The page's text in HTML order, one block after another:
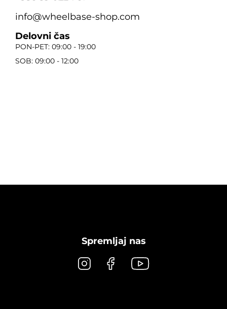
info@wheelbase-shop.com
Delovni čas
PON-PET: 09:00 - 19:00
SOB: 09:00 - 12:00
Spremljaj nas